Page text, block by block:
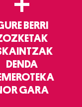
BERRI
DENDA
GARA